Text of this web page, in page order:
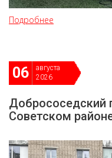
Подробнее
06
августа
2026
Добрососедский
Советском